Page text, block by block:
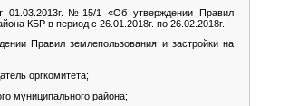
01.03.2013г.№15/1 «Об утверждении Правил
КБР в период с 26.01.2018г. по 26.02.2018г.
Правил землепользования и застройки на
оргкомитета;
муниципального района;